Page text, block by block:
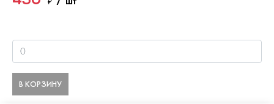
₽ / шт
В КОРЗИНУ